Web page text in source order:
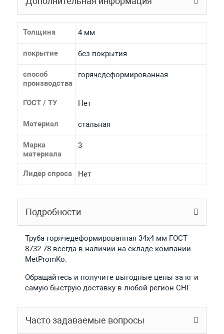
Толщина 4 мм
покрытие без покрытия
способ
производства
горячедеформированная
ГОСТ / ТУ Нет
Материал стальная
Марка
материала
3
Лидер спроса Нет
Подробности
Труба горячедеформированная 34х4 мм ГОСТ
8732-78 всегда в наличии на складе компании
MetPromKo.
Обращайтесь и получите выгодные цены за кг и
самую быструю доставку в любой регион СНГ.
Часто задаваемые вопросы